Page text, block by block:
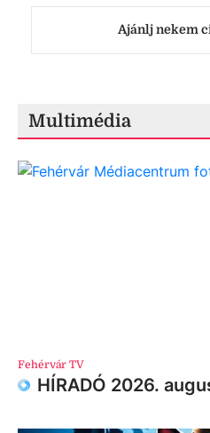
Ajánlj nekem
Multimédia
Fehérvár TV
HÍRADÓ 2026.